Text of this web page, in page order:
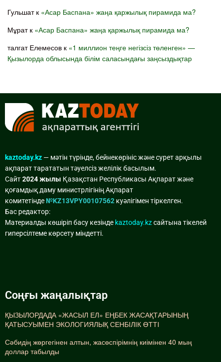
Гульшатк «Асар Баспана» жаңа қаржылық пирамида ма?
Мұратк «Асар Баспана» жаңа қаржылық пирамида ма?
талгат Елемесов к «1 миллион теңге негізсіз төленген» —
Қызылорда облысында білім саласындағы заңсыздықтар
kaztoday.kz — мәтін түрінде, бейнекөрініс және сурет арқылы
ақпарат тарататын тәуелсіз желілік басылым.
Сайт2024 жылы Қазақстан Республикасы Ақпарат және
қоғамдық даму министрлігінің Ақпарат
комитетінде№KZ13VPY00107562 куәлігімен тіркелген.
Бас редактор:
Материалды көшіріп басу кезінде kaztoday.kzсайтына тікелей
гиперсілтеме көрсету міндетті.
Соңғы жаңалықтар
ҚЫЗЫЛОРДАДА «ЖАСЫЛ ЕЛ» ЕҢБЕК ЖАСАҚТАРЫНЫҢ
ҚАТЫСУЫМЕН ЭКОЛОГИЯЛЫҚ СЕНБІЛІК ӨТТІ
Сәбидің жөргегінен алтын, жасөспірімнің киімінен 40 мың
доллар табылды